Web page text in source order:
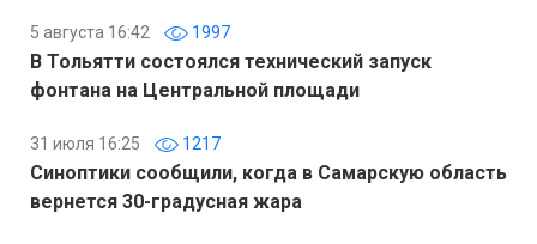
5 августа 16:42 1997
В Тольятти состоялся технический запуск
фонтана на Центральной площади
31 июля 16:25 1217
Синоптики сообщили, когда в Самарскую область
вернется 30-градусная жара